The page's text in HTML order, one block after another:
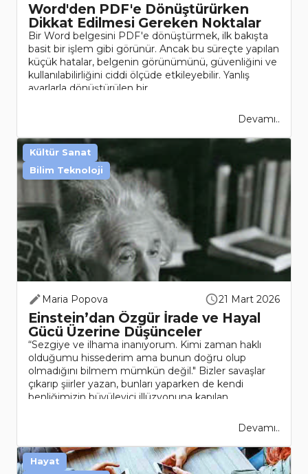
Word'den PDF'e Dönüştürürken
Dikkat Edilmesi Gereken Noktalar
Bir Word belgesini PDF'e dönüştürmek, ilk bakışta
basit bir işlem gibi görünür. Ancak bu süreçte yapılan
küçük hatalar, belgenin görünümünü, güvenliğini ve
kullanılabilirliğini ciddi ölçüde etkileyebilir. Yanlış
ayarlarla dönüştürülen bir ..
Devamı..
Maria Popova 21 Mart 2026
Einstein’dan Özgür İrade ve Hayal
Gücü Üzerine Düşünceler
“Sezgiye ve ilhama inanıyorum. Kimi zaman haklı
olduğumu hissederim ama bunun doğru olup
olmadığını bilmem mümkün değil." Bizler savaşlar
çıkarıp şiirler yazan, bunları yaparken de kendi
benliğimizin büyüleyici illüzyonuna kapılan
Devamı..
Kültür Sanat
Bilim Teknoloji
Hayat